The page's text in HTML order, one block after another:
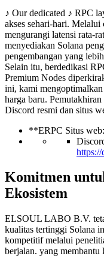
♪ Our dedicated ♪ RPC
akses sehari-hari.
mengurangi latensi rata-
menyediakan Solana
pengembangan yang
Selain itu, berdedikasi
Premium Nodes
ini, kami
harga baru.
Discord resmi dan situs
**ERPC Situs
Komitmen
Ekosistem
ELSOUL LABO B.V.
kualitas tertinggi Solana
kompetitif melalui
berjalan. yang membantu